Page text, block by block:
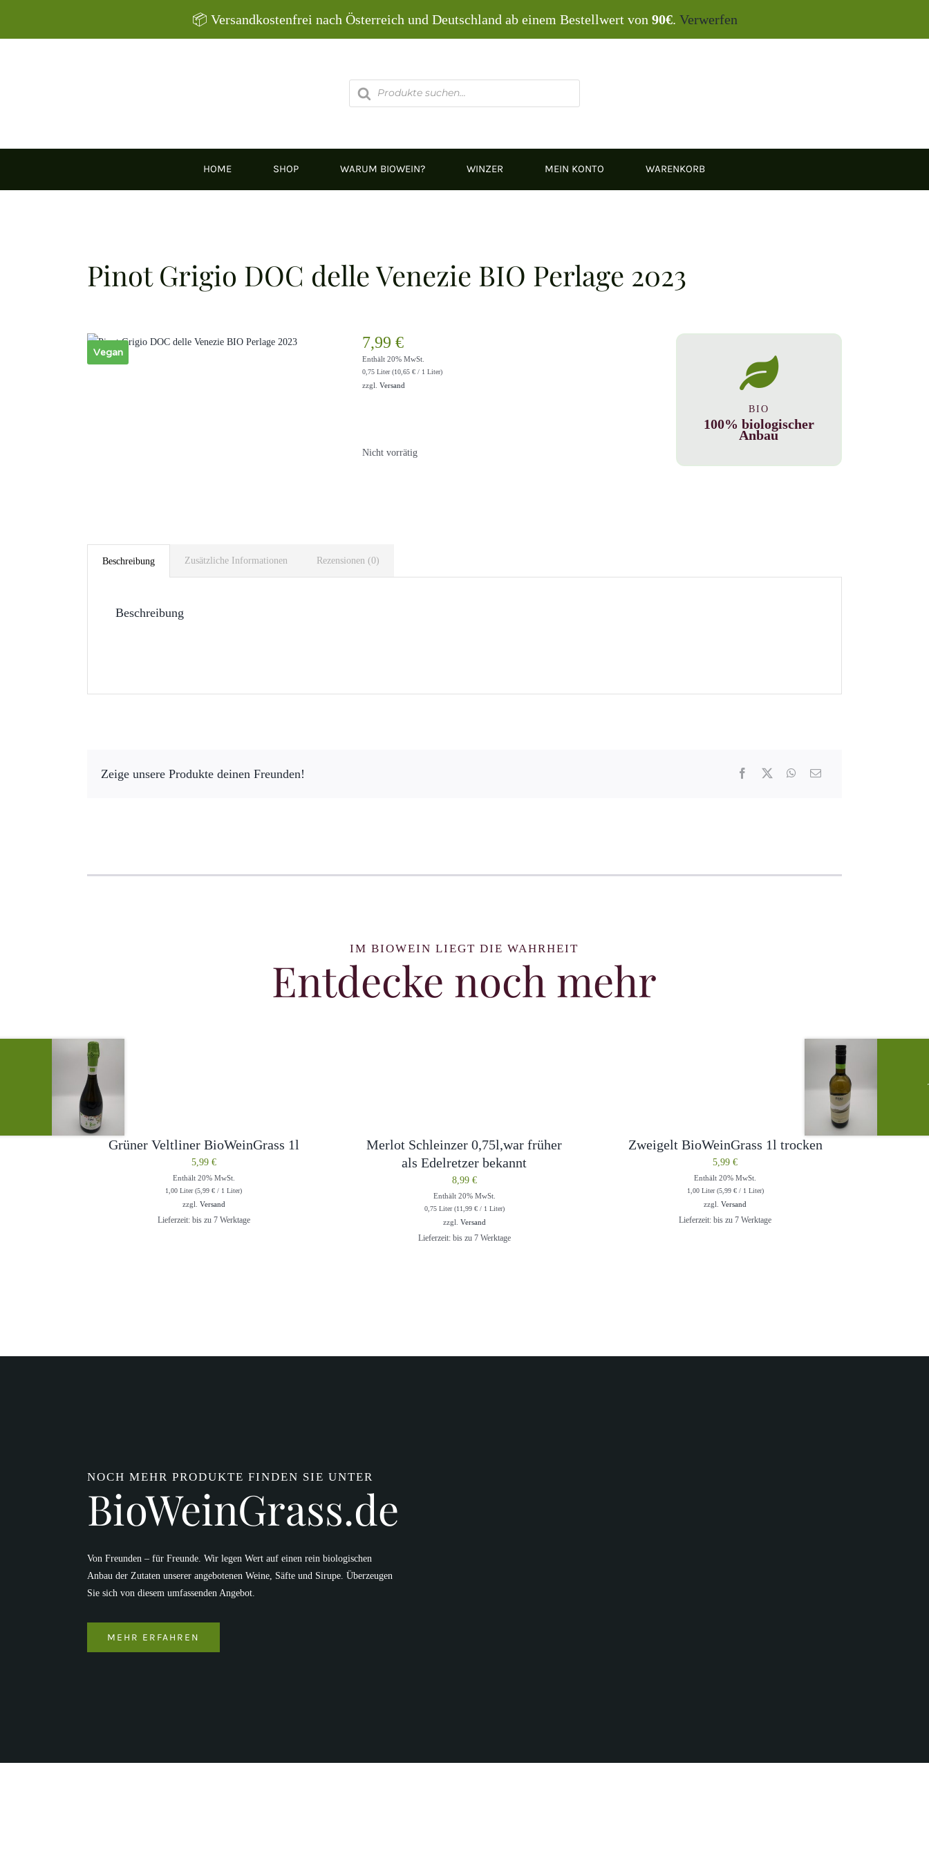
📦 Versandkostenfrei nach Österreich und Deutschland ab einem Bestellwert von 90€. Verwerfen
Products
search
HOME SHOP WARUM BIOWEIN? WINZER MEIN KONTO WARENKORB
Pinot Grigio DOC delle Venezie BIO Perlage 2023
Vegan
7,99 €
Enthält 20% MwSt.
0,75 Liter (10,65 €/ 1 Liter)
zzgl. Versand
Nicht vorrätig
BIO
100% biologischer
Anbau
Beschreibung Zusätzliche Informationen Rezensionen (0)
Beschreibung
Zeige unsere Produkte deinen Freunden!
IM BIOWEIN LIEGT DIE WAHRHEIT
Entdecke noch mehr
Grüner Veltliner BioWeinGrass 1l
5,99 €
Enthält 20% MwSt.
1,00 Liter (5,99€ / 1 Liter)
zzgl. Versand
Lieferzeit: bis zu 7 Werktage
Merlot Schleinzer 0,75l,war früher
als Edelretzer bekannt
8,99 €
Enthält 20% MwSt.
0,75 Liter (11,99 €/ 1 Liter)
zzgl. Versand
Lieferzeit: bis zu 7 Werktage
Zweigelt BioWeinGrass 1l trocken
5,99€
Enthält 20% MwSt.
1,00 Liter (5,99 €/ 1 Liter)
zzgl.Versand
Lieferzeit: bis zu 7 Werktage
NOCH MEHR PRODUKTE FINDEN SIE UNTER
BioWeinGrass.de
Von Freunden – für Freunde. Wir legen Wert auf einen rein biologischen
Anbau der Zutaten unserer angebotenen Weine, Säfte und Sirupe. Überzeugen
Sie sich von diesem umfassenden Angebot.
MEHR ERFAHREN